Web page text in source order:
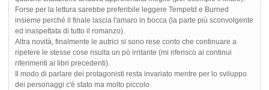
Forse per la lettura sarebbe preferibile leggere Tempetd e Burned
insieme perché il finale lascia l'amaro in bocca (la parte più sconvolgente
ed inaspettata di tutto il romanzo).
Altra novità, finalmente le autrici si sono rese conto che continuare a
ripetere le stesse cose risulta un pò irritante (mi riferisco ai continui
riferimenti ai libri precedenti).
Il modo di parlare dei protagonisti resta invariato mentre per lo sviluppo
dei personaggi c'è stato ma molto piccolo.